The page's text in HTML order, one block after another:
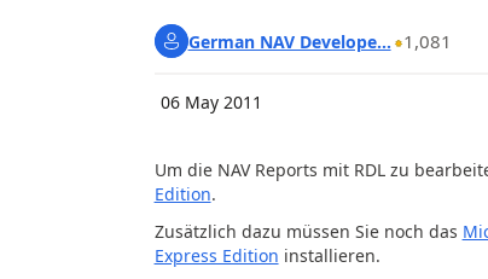
German NAV Develope...
1,081
06 May 2011
Um die NAV Reports mit RDL zu
Edition.
Zusätzlich dazu müssen Sie noch das
Express Edition installieren.